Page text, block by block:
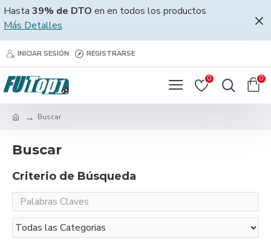
Hasta 39% de DTO en en todos los productos
Más Detalles
INICIAR SESIÓN REGISTRARSE
0 0
Buscar
Buscar
Criterio de Búsqueda